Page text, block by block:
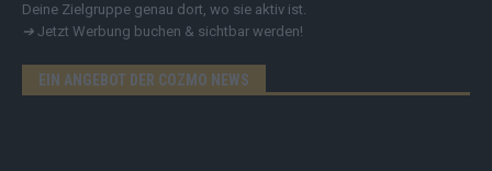
Deine Zielgruppe genau dort, wo sie aktiv ist.
➔ Jetzt Werbung buchen & sichtbar werden!
EIN ANGEBOT DER COZMO NEWS